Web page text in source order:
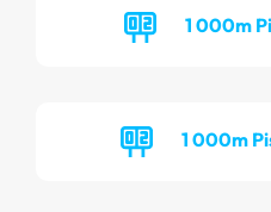
1 000m
1 000m